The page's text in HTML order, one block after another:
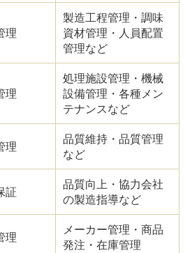
理
製造工程管理・調味
資材管理・人員配置
管理など
理
処理施設管理・機械
設備管理・各種メン
テナンスなど
理
品質維持・品質管理
など
証
品質向上・協力会社
の製造指導など
理
メーカー管理・商品
発注・在庫管理